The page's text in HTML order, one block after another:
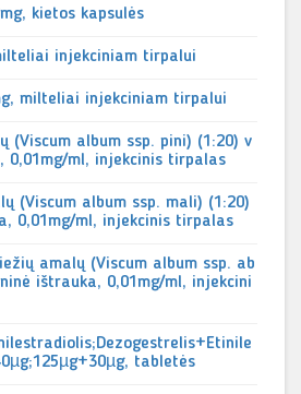
kietos kapsulės
injekciniam tirpalui
milteliai injekciniam tirpalui
(Viscum album ssp. pini) (1:20) v
0,01mg/ml, injekcinis tirpalas
(Viscum album ssp. mali) (1:20)
0,01mg/ml, injekcinis tirpalas
amalų (Viscum album ssp. ab
ištrauka, 0,01mg/ml, injekcini
tabletės